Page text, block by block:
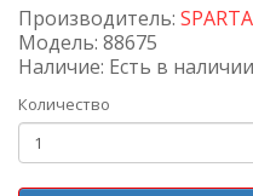
Производитель: SPARTA
Модель: 88675
Наличие: Есть в наличии
Количество